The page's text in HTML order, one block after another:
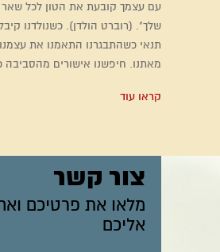
עם עצמך קובעת את הטון לכל שאר
שלך". (רוברט הולדן). כשנולדנו
תנאי כשהתבגרנו התאמנו את
מאתנו. חיפשנו אישורים מהסביבה
קראו עוד
צור קשר
מלאו את פרטיכם
אליכם